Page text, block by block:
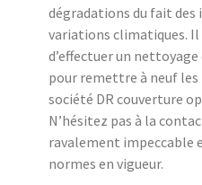
dégradations du fait des
variations climatiques. Il
d’effectuer un
pour remettre à neuf les
société DR couverture
N’hésitez pas à la
ravalement impeccable
normes en vigueur.